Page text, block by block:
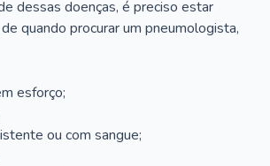
dessas doenças, é preciso estar
quando procurar um pneumologista,
esforço;
ou com sangue;